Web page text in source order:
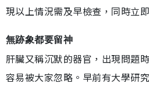
現以上情況需及早檢查，同時立
無跡象都要留神
肝臟又稱沉默的器官，出現問題
容易被大家忽略。早前有大學研